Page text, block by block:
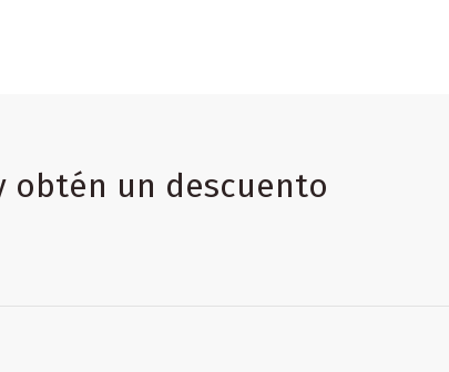
obtén un descuento